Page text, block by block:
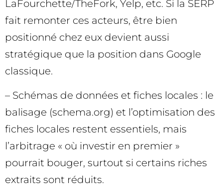
LaFourchette/TheFork, Yelp, etc. Si la SERP
fait remonter ces acteurs, être bien
positionné chez eux devient aussi
stratégique que la position dans Google
classique.
– Schémas de données et fiches locales : le
balisage (schema.org) et l’optimisation des
fiches locales restent essentiels, mais
l’arbitrage « où investir en premier »
pourrait bouger, surtout si certains riches
extraits sont réduits.